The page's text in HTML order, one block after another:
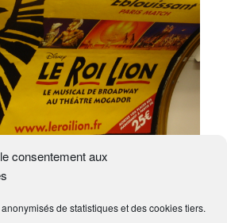
consentement aux
de statistiques et des cookies tiers.